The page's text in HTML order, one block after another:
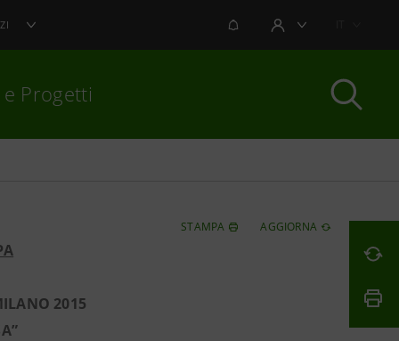
NOTIFICHEAREA UTENTE
Progetti
STAMPA AGGIORNA
2015